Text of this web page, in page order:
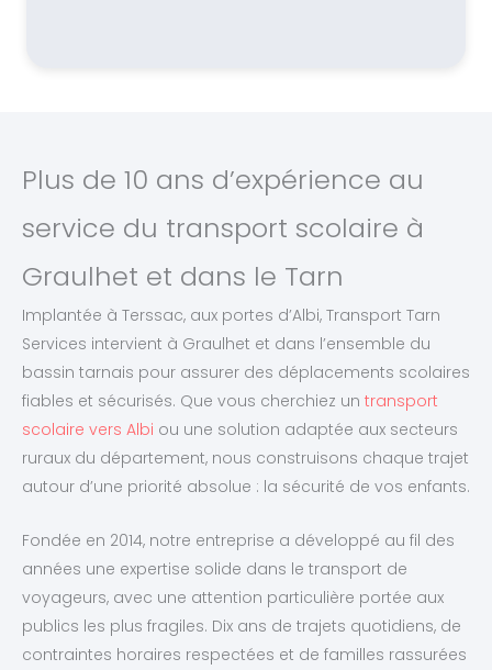
Plus de 10 ans d’expérience au
service du transport scolaire à
Graulhet et dans le Tarn
Implantée à Terssac, aux portes d’Albi, Transport Tarn
Services intervient à Graulhet et dans l’ensemble du
bassin tarnais pour assurer des déplacements scolaires
fiables et sécurisés. Que vous cherchiez un transport
scolaire vers Albi ou une solution adaptée aux secteurs
ruraux du département, nous construisons chaque trajet
autour d’une priorité absolue : la sécurité de vos enfants.
Fondée en 2014, notre entreprise a développé au fil des
années une expertise solide dans le transport de
voyageurs, avec une attention particulière portée aux
publics les plus fragiles. Dix ans de trajets quotidiens, de
contraintes horaires respectées et de familles rassurées